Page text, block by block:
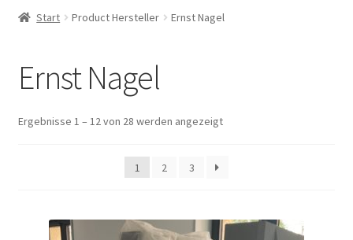
Mein Konto
Start Product Hersteller Ernst Nagel
Ernst Nagel
Ergebnisse 1 – 12 von 28 werden angezeigt
1 2 3